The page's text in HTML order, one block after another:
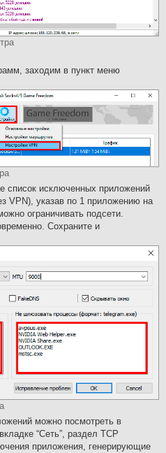
заходим в пункт меню
список исключенных приложений
VPN), указав по 1 приложению на
ограничивать подсети.
Сохраните и
можно посмотреть в
“Cеть”, раздел TCP
приложения, генерирующие